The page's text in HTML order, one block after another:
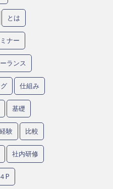
とは
ナー
ランス
仕組み
基礎
験 比較
社内研修
４P